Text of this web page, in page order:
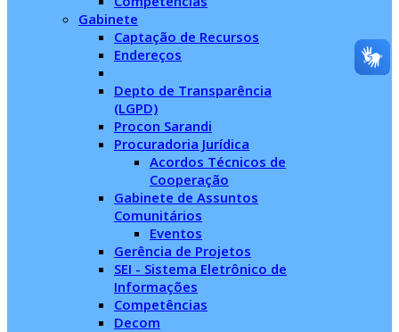
Gabinete
Captação de Recursos
Endereços
Depto de Transparência
(LGPD)
Procon Sarandi
Procuradoria Jurídica
Acordos Técnicos de
Cooperação
Gabinete de Assuntos
Comunitários
Eventos
Gerência de Projetos
SEI - Sistema Eletrônico de
Informações
Competências
Decom